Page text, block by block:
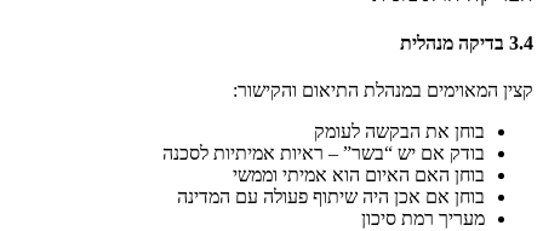
3.4 בדיקה מנהלית
קצין המאוימים במנהלת התיאום והקישור:
בוחן את הבקשה לעומק
בודק אם יש “בשר” – ראיות אמיתיות לסכנה
בוחן האם האיום הוא אמיתי וממשי
בוחן אם אכן היה שיתוף פעולה עם המדינה
מעריך רמת סיכון